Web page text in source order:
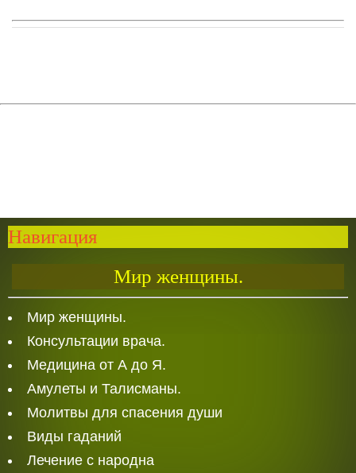
Навигация
Мир женщины.
Мир женщины.
Консультации врача.
Медицина от А до Я.
Амулеты и Талисманы.
Молитвы для спасения души
Виды гаданий
Лечение с народна